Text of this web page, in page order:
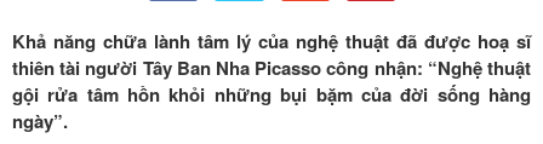
Khả năng chữa lành tâm lý của nghệ thuật đã được hoạ sĩ
thiên tài người Tây Ban Nha Picasso công nhận: “Nghệ thuật
gội rửa tâm hồn khỏi những bụi bặm của đời sống hàng
ngày”.